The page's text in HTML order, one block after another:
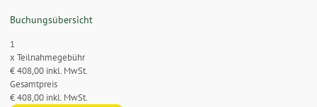
Buchungsübersicht
1
x Teilnahmegebühr
€ 408,00 inkl. MwSt.
Gesamtpreis
€ 408,00 inkl. MwSt.